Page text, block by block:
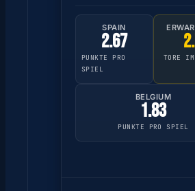
SPAIN
2.67
PUNKTE PRO
SPIEL
TORE
BELGIUM
1.83
PUNKTE PRO SPIEL